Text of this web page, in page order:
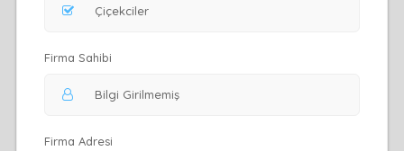
Firma Sahibi
Firma Adresi